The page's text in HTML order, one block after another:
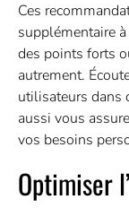
Ces
supplémentaire
des points forts
autrement.
utilisateurs dans
aussi vous
vos besoins
Optimiser